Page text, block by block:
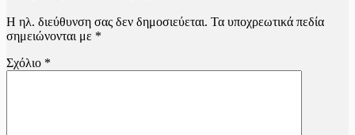
Η ηλ. διεύθυνση σας δεν δημοσιεύεται. Τα υποχρεωτικά πεδία
σημειώνονται με *
Σχόλιο *